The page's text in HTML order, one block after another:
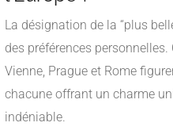
La désignation de la “plus
des préférences
Vienne, Prague et Rome
chacune offrant un charme
indéniable.